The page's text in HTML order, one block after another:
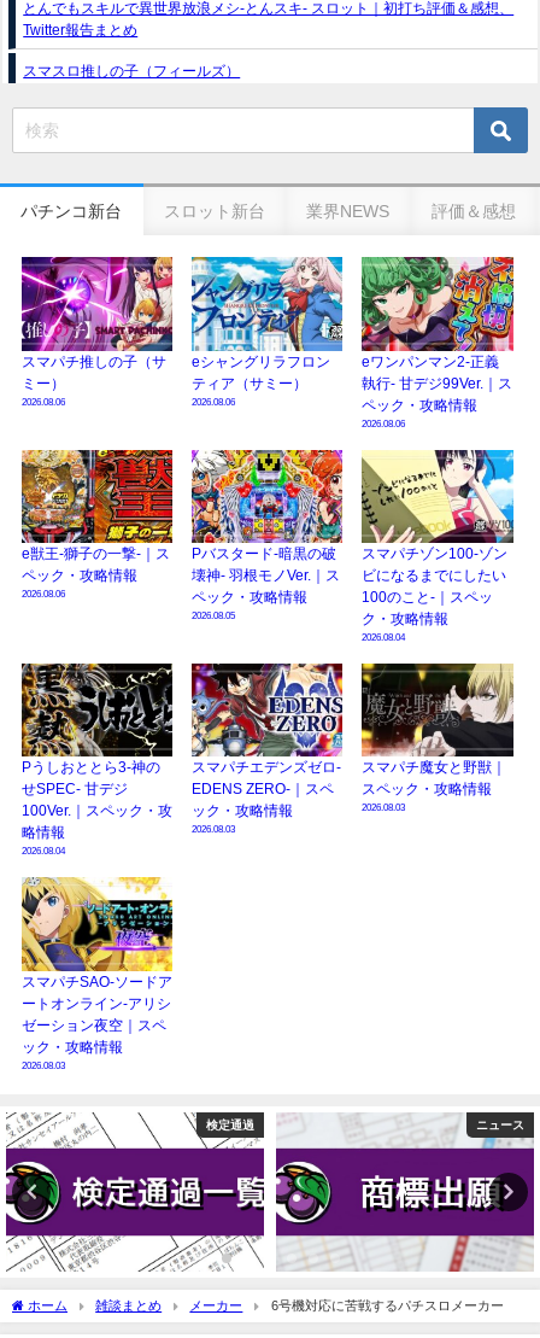
とんでもスキルで異世界放浪メシ-とんスキ- スロット｜初打ち評価＆感想、
Twitter報告まとめ
スマスロ推しの子（フィールズ）
e獣王-獅子の一撃-｜スペック・攻略情報
新台パチンコ『e魔女と野獣』公式PV動画｜LT直行型399帯、運命分岐から上
eSAOアリシゼーション夜空『ファン試打会』感想＆画像報告まとめ｜金木犀
日遊協、ファン調査2025を発表｜使用金額中央値「1万円-3万円/1回」「遊技
歴20年以上が50％以上」等々…
【2025年】エイプリルフール話題（ネタ）まとめ｜ぱちんこパチスロ関連【4
月1日】
パチンコ新台 スロット新台 業界NEWS 評価＆感想
スマパチ推しの子（サ
ミー）
2026.08.06
eシャングリラフロン
ティア（サミー）
2026.08.06
eワンパンマン2-正義
執行- 甘デジ99Ver.｜ス
ペック・攻略情報
2026.08.06
e獣王-獅子の一撃-｜ス
ペック・攻略情報
2026.08.06
Pバスタード-暗黒の破
壊神- 羽根モノVer.｜ス
ペック・攻略情報
2026.08.05
スマパチゾン100-ゾン
ビになるまでにしたい
100のこと-｜スペッ
ク・攻略情報
2026.08.04
Pうしおととら3-神の
せSPEC- 甘デジ
100Ver.｜スペック・攻
略情報
2026.08.04
スマパチエデンズゼロ-
EDENS ZERO-｜スペ
ック・攻略情報
2026.08.03
スマパチ魔女と野獣｜
スペック・攻略情報
2026.08.03
スマパチSAO-ソードア
ートオンライン-アリシ
ゼーション夜空｜スペ
ック・攻略情報
2026.08.03
ニュース コラム
ホーム 雑談まとめ メーカー 6号機対応に苦戦するパチスロメーカー